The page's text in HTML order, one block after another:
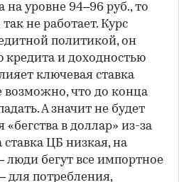
на уровне 94–96 руб., то
не работает. Курс
политикой, он
кредита и доходностью
ключевая ставка
возможно, что до конца
А значит не будет
в доллар» из-за
ЦБ низкая, на
бегут все импортное
для потребления,